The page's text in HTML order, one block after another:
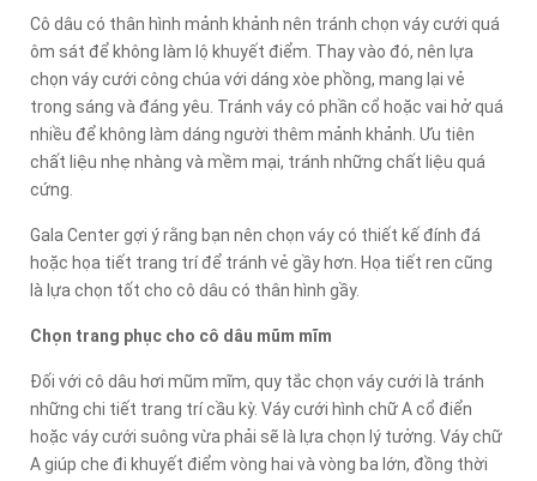
Cô dâu có thân hình mảnh khảnh nên tránh chọn váy cưới quá
ôm sát để không làm lộ khuyết điểm. Thay vào đó, nên lựa
chọn váy cưới công chúa với dáng xòe phồng, mang lại vẻ
trong sáng và đáng yêu. Tránh váy có phần cổ hoặc vai hở quá
nhiều để không làm dáng người thêm mảnh khảnh. Ưu tiên
chất liệu nhẹ nhàng và mềm mại, tránh những chất liệu quá
cứng.
Gala Center gợi ý rằng bạn nên chọn váy có thiết kế đính đá
hoặc họa tiết trang trí để tránh vẻ gầy hơn. Họa tiết ren cũng
là lựa chọn tốt cho cô dâu có thân hình gầy.
Chọn trang phục cho cô dâu mũm mĩm
Đối với cô dâu hơi mũm mĩm, quy tắc chọn váy cưới là tránh
những chi tiết trang trí cầu kỳ. Váy cưới hình chữ A cổ điển
hoặc váy cưới suông vừa phải sẽ là lựa chọn lý tưởng. Váy chữ
A giúp che đi khuyết điểm vòng hai và vòng ba lớn, đồng thời